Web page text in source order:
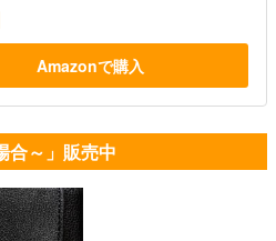
Amazonで購入
合～」販売中